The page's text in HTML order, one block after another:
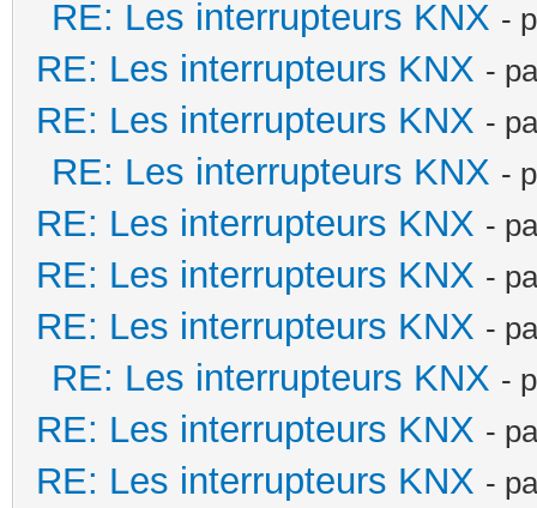
RE: Les interrupteurs KNX -
RE: Les interrupteurs KNX -
RE: Les interrupteurs KNX -
RE: Les interrupteurs KNX -
RE: Les interrupteurs KNX -
RE: Les interrupteurs KNX -
RE: Les interrupteurs KNX -
RE: Les interrupteurs KNX -
RE: Les interrupteurs KNX -
RE: Les interrupteurs KNX -